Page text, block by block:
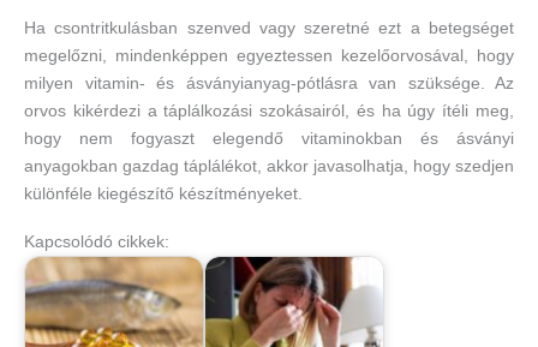
Ha csontritkulásban szenved vagy szeretné ezt a betegséget
megelőzni, mindenképpen egyeztessen kezelőorvosával, hogy
milyen vitamin- és ásványianyag-pótlásra van szüksége. Az
orvos kikérdezi a táplálkozási szokásairól, és ha úgy ítéli meg,
hogy nem fogyaszt elegendő vitaminokban és ásványi
anyagokban gazdag táplálékot, akkor javasolhatja, hogy szedjen
különféle kiegészítő készítményeket.
Kapcsolódó cikkek: